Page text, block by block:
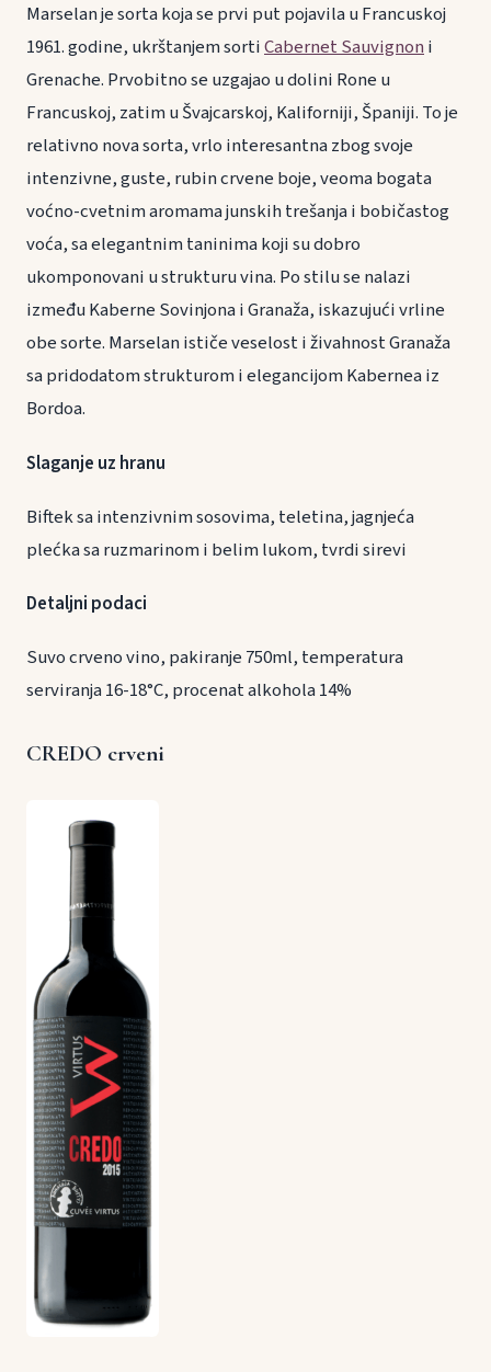
Marselan je sorta koja se prvi put pojavila u Francuskoj
1961. godine, ukrštanjem sortiCabernet Sauvignoni
Grenache. Prvobitno se uzgajao u dolini Rone u
Francuskoj, zatim u Švajcarskoj, Kaliforniji, Španiji. To je
relativno nova sorta, vrlo interesantna zbog svoje
intenzivne, guste, rubin crvene boje, veoma bogata
voćno-cvetnim aromama junskih trešanja i bobičastog
voća, sa elegantnim taninima koji su dobro
ukomponovani u strukturu vina. Po stilu se nalazi
između Kaberne Sovinjona i Granaža, iskazujući vrline
obe sorte. Marselan ističe veselost i živahnost Granaža
sa pridodatom strukturom i elegancijom Kabernea iz
Bordoa.
Slaganje uz hranu
Biftek sa intenzivnim sosovima, teletina, jagnjeća
plećka sa ruzmarinom i belim lukom, tvrdi sirevi
Detaljni podaci
Suvo crveno vino, pakiranje 750ml, temperatura
serviranja 16-18°C, procenat alkohola 14%
CREDO crveni